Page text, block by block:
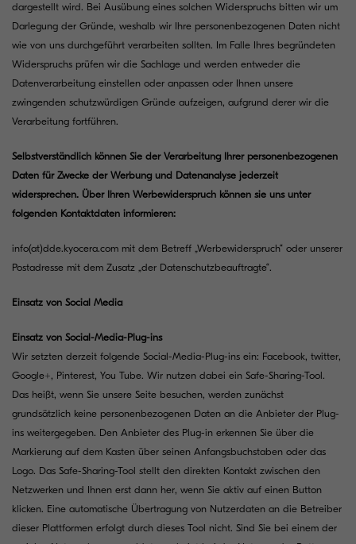
dargestellt wird. Bei Ausübung eines solchen Widerspruchs bitten wir um
Darlegung der Gründe, weshalb wir Ihre personenbezogenen Daten nicht
wie von uns durchgeführt verarbeiten sollten. Im Falle Ihres begründeten
Widerspruchs prüfen wir die Sachlage und werden entweder die
Datenverarbeitung einstellen oder anpassen oder Ihnen unsere
zwingenden schutzwürdigen Gründe aufzeigen, aufgrund derer wir die
Verarbeitung fortführen.
Selbstverständlich können Sie der Verarbeitung Ihrer personenbezogenen
Daten für Zwecke der Werbung und Datenanalyse jederzeit
widersprechen. Über Ihren Werbewiderspruch können sie uns unter
folgenden Kontaktdaten informieren:
info(at)dde.kyocera.com mit dem Betreff „Werbewiderspruch“ oder unserer
Postadresse mit dem Zusatz „der Datenschutzbeauftragte“.
Einsatz von Social Media
Einsatz von Social-Media-Plug-ins
Wir setzten derzeit folgende Social-Media-Plug-ins ein: Facebook, twitter,
Google+, Pinterest, You Tube. Wir nutzen dabei ein Safe-Sharing-Tool.
Das heißt, wenn Sie unsere Seite besuchen, werden zunächst
grundsätzlich keine personenbezogenen Daten an die Anbieter der Plug-
ins weitergegeben. Den Anbieter des Plug-in erkennen Sie über die
Markierung auf dem Kasten über seinen Anfangsbuchstaben oder das
Logo. Das Safe-Sharing-Tool stellt den direkten Kontakt zwischen den
Netzwerken und Ihnen erst dann her, wenn Sie aktiv auf einen Button
klicken. Eine automatische Übertragung von Nutzerdaten an die Betreiber
dieser Plattformen erfolgt durch dieses Tool nicht. Sind Sie bei einem der